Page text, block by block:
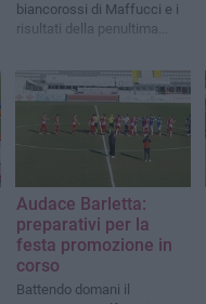
biancorossi di Maffucci e i
risultati della penultima
Audace Barletta:
preparativi per la
festa promozione in
corso
Battendo domani il